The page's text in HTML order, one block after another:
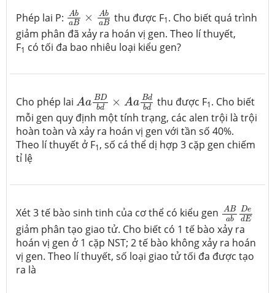
Phép lai P: Ab
aB × Ab
aB
Ab ×A a
thu được F1. Cho biết quá trình
giảm phân đã xảy ra hoán vị gen. Theo lí thuyết,
F1 có tối đa bao nhiêu loại kiểu gen?
Cho phép lai Aa BD
bd × Aa Bd
bd
A BDb A Bd b
thu được F1. Cho biết
mỗi gen quy định một tính trạng, các alen trội là trội
hoàn toàn và xảy ra hoán vị gen với tần số 40%.
Theo lí thuyết ở F1, số cá thể dị hợp 3 cặp gen chiếm
tỉ lệ
Xét 3 tế bào sinh tinh của cơ thể có kiểu gen AB
ab
De
dE
ABabD
giảm phân tạo giao tử. Cho biết có 1 tế bào xảy ra
hoán vị gen ở 1 cặp NST; 2 tế bào không xảy ra hoán
vị gen. Theo lí thuyết, số loại giao tử tối đa được tạo
ra là